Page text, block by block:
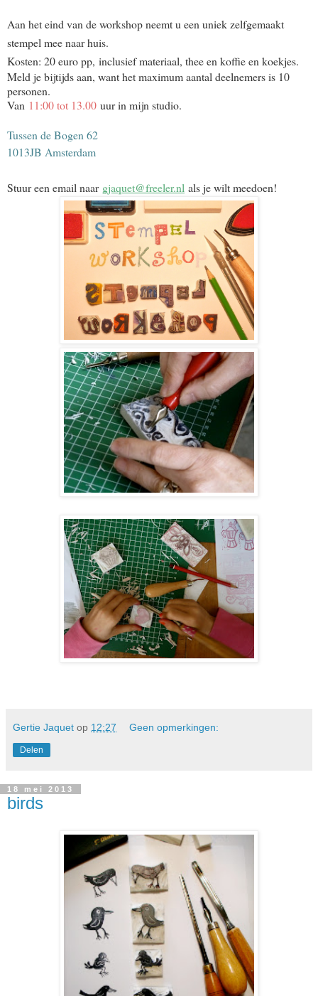
Aan het eind van de workshop neemt u een uniek zelfgemaakt
stempel mee naar huis.
Kosten: 20 euro pp, inclusief materiaal, thee en koffie en koekjes.
Meld je bijtijds aan, want het maximum aantal deelnemers is 10
personen.
Van 11:00 tot 13.00 uur in mijn studio.
Tussen de Bogen 62
1013JB Amsterdam
Stuur een email naar gjaquet@freeler.nl als je wilt meedoen!
Gertie Jaquet op 12:27 Geen opmerkingen:
Delen
18 mei 2013
birds